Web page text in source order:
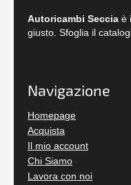
Autoricambi Seccia è
giusto. Sfoglia il
Navigazione
Homepage
Acquista
Il mio account
Chi Siamo
Lavora con noi